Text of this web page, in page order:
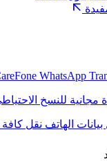
WhatsApp
نقل كافة